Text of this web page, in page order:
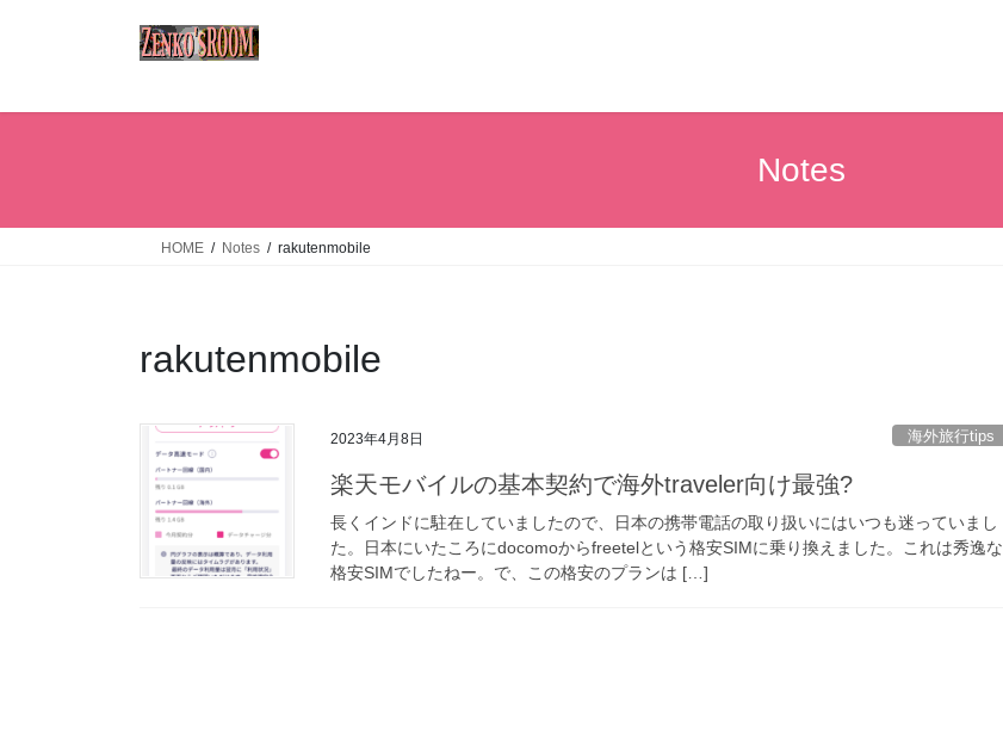
Notes
HOME Notes rakutenmobile
rakutenmobile
2023年4月8日 海外旅行tips
楽天モバイルの基本契約で海外traveler向け最強?
長くインドに駐在していましたので、日本の携帯電話の取り扱いにはいつも迷っていまし
た。日本にいたころにdocomoからfreetelという格安SIMに乗り換えました。これは秀逸な
格安SIMでしたねー。で、この格安のプランは […]